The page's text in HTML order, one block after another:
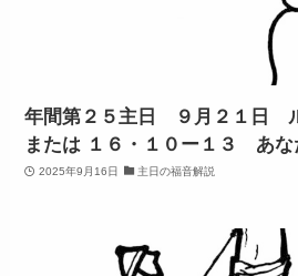
年間第２５主日 ９月２１日
または １６・１０ー１３ あな
2025年9月16日 主日の福音解説